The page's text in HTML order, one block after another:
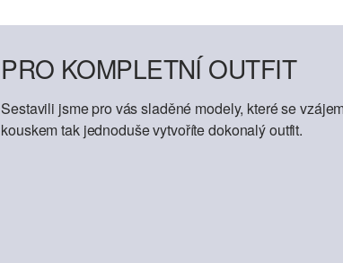
PRO KOMPLETNÍ OUTFIT
Sestavili jsme pro vás sladěné modely, které se
kouskem tak jednoduše vytvoříte dokonalý outfit.